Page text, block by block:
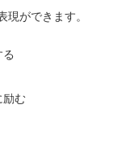
現ができます。
励む